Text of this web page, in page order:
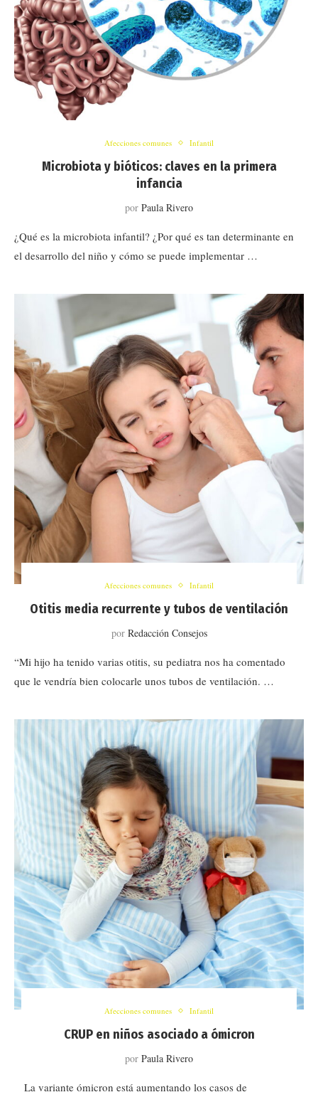
Afecciones comunes Infantil
Microbiota y bióticos: claves en la primera
infancia
por Paula Rivero
¿Qué es la microbiota infantil? ¿Por qué es tan determinante en
el desarrollo del niño y cómo se puede implementar …
Afecciones comunes Infantil
Otitis media recurrente y tubos de ventilación
por Redacción Consejos
“Mi hijo ha tenido varias otitis, su pediatra nos ha comentado
que le vendría bien colocarle unos tubos de ventilación. …
Afecciones comunes Infantil
CRUP en niños asociado a ómicron
por Paula Rivero
La variante ómicron está aumentando los casos de